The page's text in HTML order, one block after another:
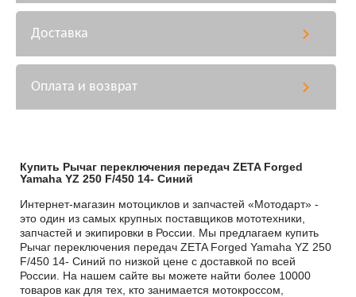
Доставка
Оплата и возврат
Купить Рычаг переключения передач ZETA Forged
Yamaha YZ 250 F/450 14- Синий
Интернет-магазин мотоциклов и запчастей «Мотодарт» -
это один из самых крупных поставщиков мототехники,
запчастей и экипировки в России. Мы предлагаем купить
Рычаг переключения передач ZETA Forged Yamaha YZ 250
F/450 14- Синий по низкой цене с доставкой по всей
России. На нашем сайте вы можете найти более 10000
товаров как для тех, кто занимается мотокроссом,